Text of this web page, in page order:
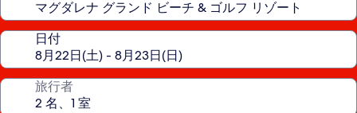
日付
旅行者